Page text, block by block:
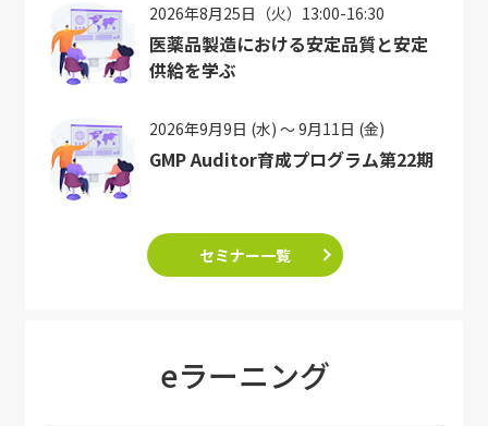
2026年8月25日（火）13:00-16:30
医薬品製造における安定品質と安定
供給を学ぶ
2026年9月9日 (水) ～ 9月11日 (金)
GMP Auditor育成プログラム第22期
セミナー一覧
eラーニング